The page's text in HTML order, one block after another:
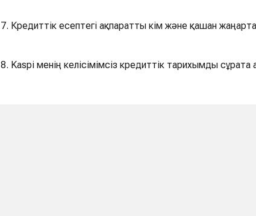
7. Кредиттік есептегі ақпаратты кім және қашан
8. Kaspi менің келісімімсіз кредиттік тарихымды сұрата